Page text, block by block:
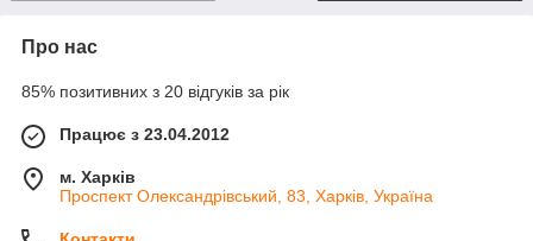
Про нас
85% позитивних з 20 відгуків за рік
Працює з 23.04.2012
м. Харків
Проспект Олександрівський, 83, Харків, Україна